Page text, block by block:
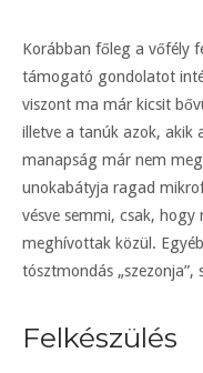
Korábban főleg a vőfély
támogató gondolatot
viszont ma már kicsit
illetve a tanúk azok, akik
manapság már nem
unokabátyja ragad
vésve semmi, csak, hogy
meghívottak közül.
tósztmondás „szezonja”,
Felkészülés